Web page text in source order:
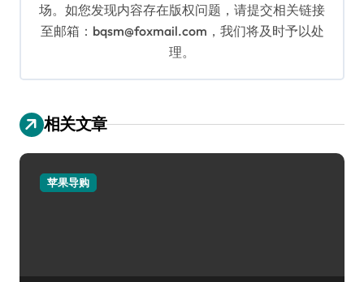
场。如您发现内容存在版权问题，请提交相关链接
至邮箱：bqsm@foxmail.com，我们将及时予以处
理。
相关文章
苹果导购